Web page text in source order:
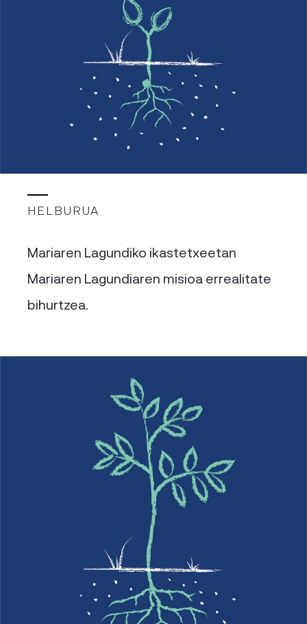
HELBURUA
Mariaren Lagundiko ikastetxeetan
Mariaren Lagundiaren misioa errealitate
bihurtzea.